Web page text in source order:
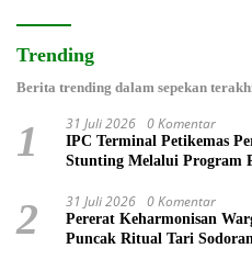
Trending
Berita trending dalam sepekan
1 31 Juli 2026 0 Komentar
IPC Terminal Petikemas
Stunting Melalui Program
2 31 Juli 2026 0 Komentar
Pererat Keharmonisan
Puncak Ritual Tari